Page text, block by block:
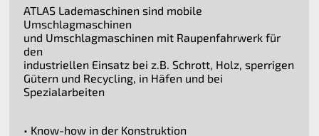
ATLAS Lademaschinen sind mobile
Umschlagmaschinen
und Umschlagmaschinen mit Raupenfahrwerk für
den
industriellen Einsatz bei z.B. Schrott, Holz, sperrigen
Gütern und Recycling, in Häfen und bei
Spezialarbeiten
• Know-how in der Konstruktion